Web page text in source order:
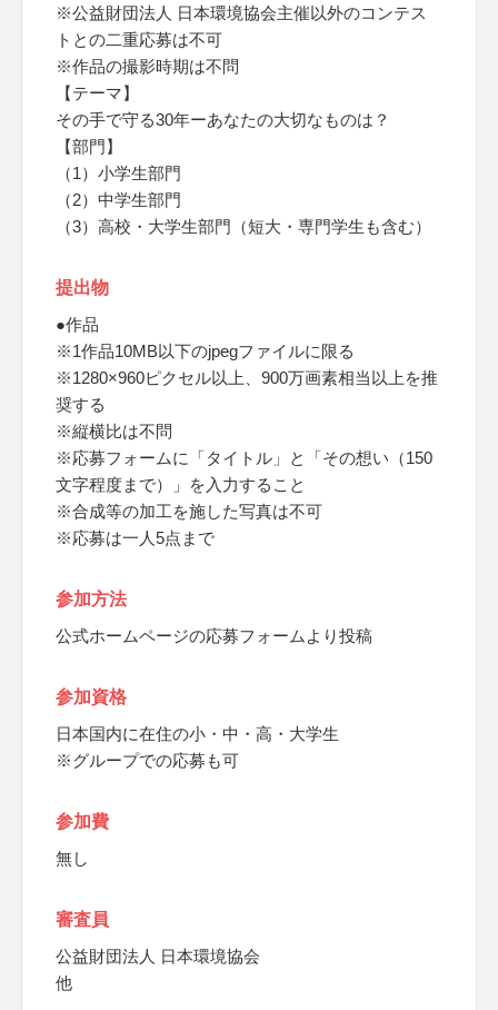
※公益財団法人 日本環境協会主催以外のコンテス
トとの二重応募は不可
※作品の撮影時期は不問
【テーマ】
その手で守る30年ーあなたの大切なものは？
【部門】
（1）小学生部門
（2）中学生部門
（3）高校・大学生部門（短大・専門学生も含む）
提出物
●作品
※1作品10MB以下のjpegファイルに限る
※1280×960ピクセル以上、900万画素相当以上を推
奨する
※縦横比は不問
※応募フォームに「タイトル」と「その想い（150
文字程度まで）」を入力すること
※合成等の加工を施した写真は不可
※応募は一人5点まで
参加方法
公式ホームページの応募フォームより投稿
参加資格
日本国内に在住の小・中・高・大学生
※グループでの応募も可
参加費
無し
審査員
公益財団法人 日本環境協会
他